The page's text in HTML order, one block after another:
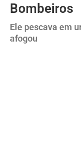
Bombeiros
Ele pescava em
afogou